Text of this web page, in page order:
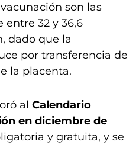
son las
entre 32 y 36,6
dado que la
por transferencia de
la placenta.
al Calendario
en diciembre de
y gratuita, y se